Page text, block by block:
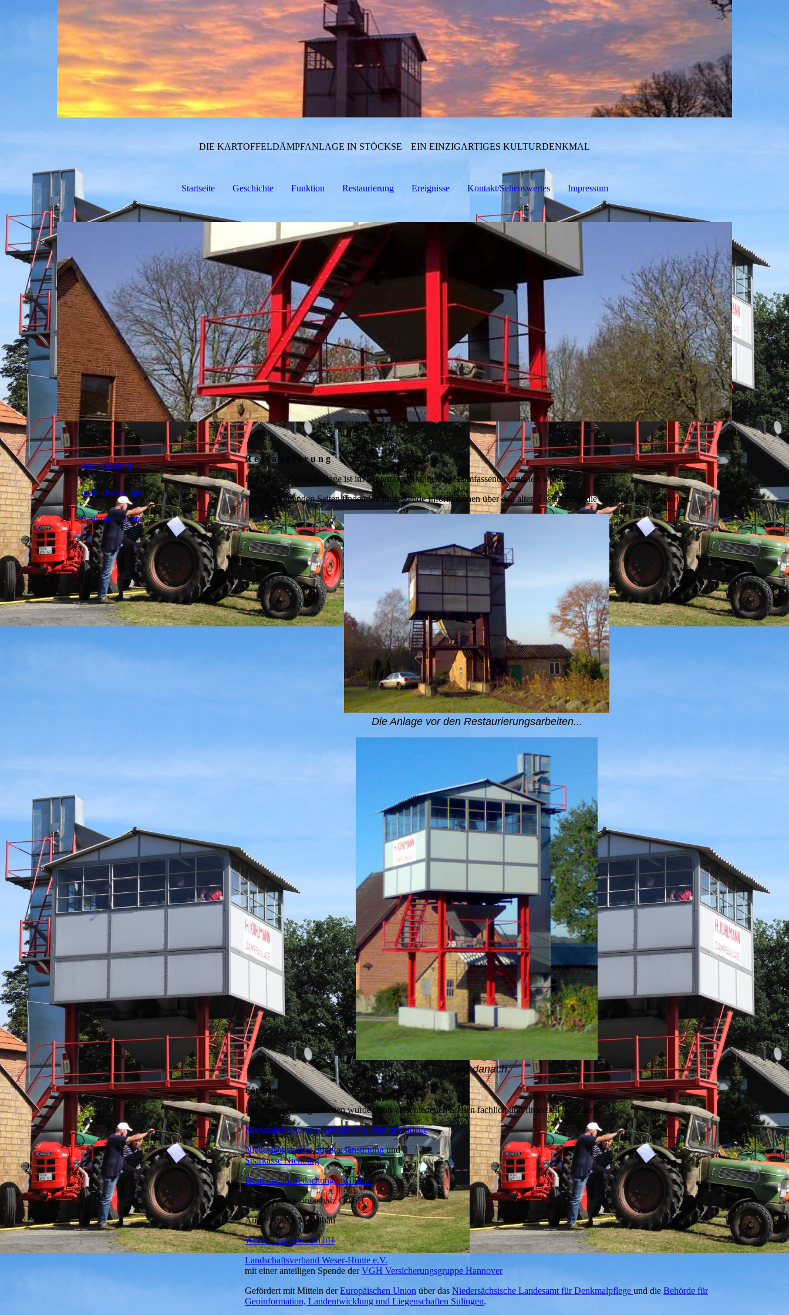
DIE KARTOFFELDÄMPFANLAGE IN STÖCKSE EIN EINZIGARTIGES KULTURDENKMAL
Startseite Geschichte Funktion Restaurierung Ereignisse Kontakt/Sehenswertes Impressum
Alter Zustand
Instandsetzungen
Bauimpressionen
R e s t a u r i e r u n g
Die Kartoffeldämpfanlage ist im September/Oktober 2009 umfassend restauriert worden.
Auf den folgenden Seiten finden Sie umfassende Informationen über den alten Zustand und die durchgeführten Arbeiten.
Die Anlage vor den Restaurierungsarbeiten...
...und danach.
Förderer
Die Restaurierungsarbeiten wurden von verschiedenen Stellen fachlich und finanziell gefördert.
Niedersächsisches Landesamt für Denkmalpflege
Niedersächsisches Sparkassenstiftungund
Sparkasse Nienburg
Hestermann Bedachungen GmbH
Temps Korrosionsschutz GmbH
Andre Rother Metallbau
Weser-Tischlerei GmbH
Landschaftsverband Weser-Hunte e.V.
mit einer anteiligen Spende derVGH Versicherungsgruppe Hannover
Gefördert mit Mitteln derEuropäischen Union über das Niedersächsische Landesamt für Denkmalpflege und die Behörde für
Geoinformation, Landentwicklung und Liegenschaften Sulingen.